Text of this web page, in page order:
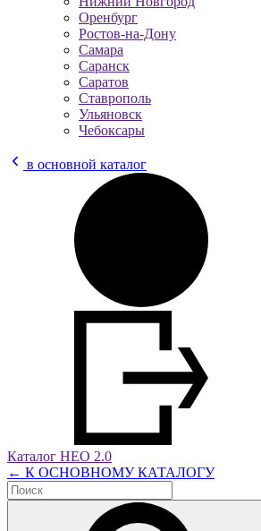
Оренбург
Ростов-на-Дону
Самара
Саранск
Саратов
Ставрополь
Ульяновск
Чебоксары
в основной каталог
Каталог НЕО 2.0
← К ОСНОВНОМУ КАТАЛОГУ